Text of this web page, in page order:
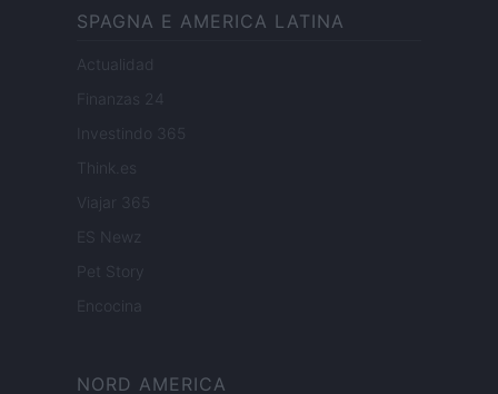
SPAGNA E AMERICA LATINA
Actualidad
Finanzas 24
Investindo 365
Think.es
Viajar 365
ES Newz
Pet Story
Encocina
NORD AMERICA